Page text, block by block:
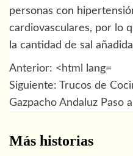
personas con
cardiovasculares, por lo
la cantidad de sal
Navegación
de
Anterior: <html lang=
Siguiente: Trucos de
Gazpacho Andaluz Paso
Más historias